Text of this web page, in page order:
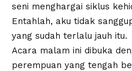
seni menghargai siklus
Entahlah, aku tidak
yang sudah terlalu jauh itu.
Acara malam ini dibuka
perempuan yang tengah